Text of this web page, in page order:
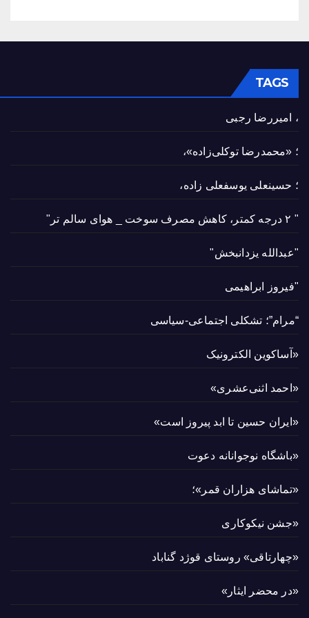
TAGS
، امیررضا رجبی
؛ «محمدرضا توکلی‌زاده»،
؛ حسینعلی یوسفعلی زاده،
" ۲ درجه کمتر، کاهش مصرف سوخت _ هوای سالم تر"
"عبدالله یزدانبخش"
"فیروز ابراهیمی
“مرام”؛ تشکلی اجتماعی-سیاسی
«آساکوین الکترونیک
«احمد اثنی‌عشری»
«ایران حسین تا ابد پیروز است»
«باشگاه نوجوانانه دعوت
«تماشای هزاران قمر»؛
«جشن نیکوکاری
«چهارتاقی» روستای قوژد گناباد
«در محضر ایثار»